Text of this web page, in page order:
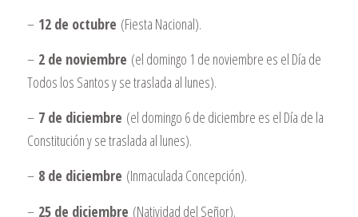
– 12 de octubre (Fiesta Nacional).
– 2 de noviembre (el domingo 1 de noviembre es el Día de
Todos los Santos y se traslada al lunes).
– 7 de diciembre (el domingo 6 de diciembre es el Día de la
Constitución y se traslada al lunes).
– 8 de diciembre (Inmaculada Concepción).
– 25 de diciembre (Natividad del Señor).